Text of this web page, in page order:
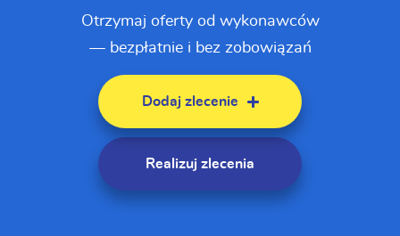
Otrzymaj oferty od wykonawców
— bezpłatnie i bez zobowiązań
Dodaj zlecenie
Realizuj zlecenia